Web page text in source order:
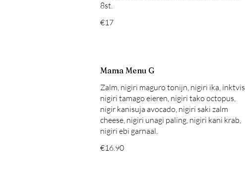
8st.
€17
Mama Menu G
Zalm, nigiri maguro tonijn, nigiri ika, inktvis
nigiri tamago eieren, nigiri tako octopus,
nigir kanisuja avocado, nigiri saki zalm
cheese, nigiri unagi paling, nigiri kani krab,
nigiri ebi garnaal.
€16.90